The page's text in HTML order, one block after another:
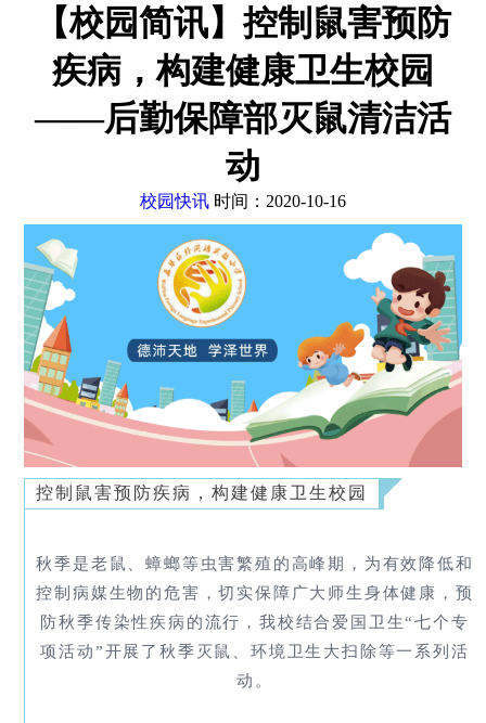
【校园简讯】控制鼠害预防
疾病，构建健康卫生校园
——后勤保障部灭鼠清洁活
动
校园快讯 时间：2020-10-16
控制鼠害预防疾病，构建健康卫生校园
秋季是老鼠、蟑螂等虫害繁殖的高峰期，为有效降低和
控制病媒生物的危害，切实保障广大师生身体健康，预
防秋季传染性疾病的流行，我校结合爱国卫生“七个专
项活动”开展了秋季灭鼠、环境卫生大扫除等一系列活
动。